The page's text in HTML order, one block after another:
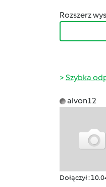
Rozszerz
Szybka
aivon12
Dołączył :